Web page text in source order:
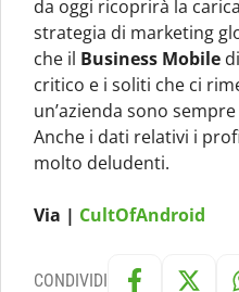
da oggi ricoprirà la
strategia di marketing
che il Business Mobile
critico e i soliti che ci
un’azienda sono
Anche i dati relativi i
molto deludenti.
Via | CultOfAndroid
CONDIVIDI